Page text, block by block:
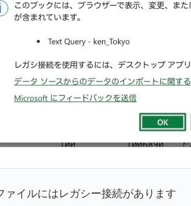
ァイルにはレガシー接続があります